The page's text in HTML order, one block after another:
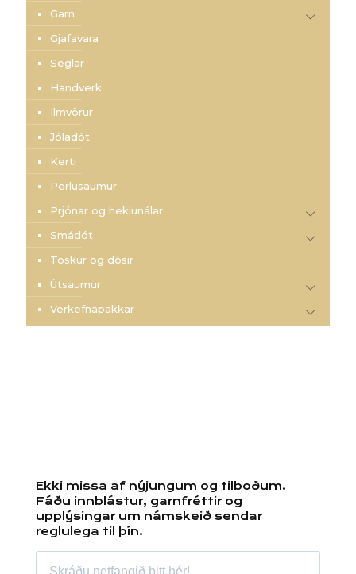
Garn
Gjafavara
Seglar
Handverk
Ilmvörur
Jóladót
Kerti
Perlusaumur
Prjónar og heklunálar
Smádót
Töskur og dósir
Útsaumur
Verkefnapakkar
Ekki missa af nýjungum og tilboðum.
Fáðu innblástur, garnfréttir og
upplýsingar um námskeið sendar
reglulega til þín.